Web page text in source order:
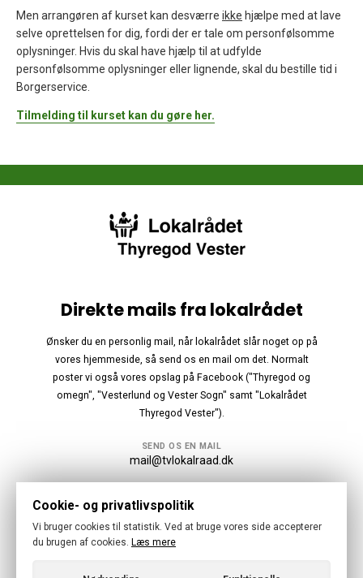
Men arrangøren af kurset kan desværre ikke hjælpe med at lave
selve oprettelsen for dig, fordi der er tale om personfølsomme
oplysninger. Hvis du skal have hjælp til at udfylde
personfølsomme oplysninger eller lignende, skal du bestille tid i
Borgerservice.
Tilmelding til kurset kan du gøre her.
Direkte mails fra lokalrådet
Ønsker du en personlig mail, når lokalrådet slår noget op på
vores hjemmeside, så send os en mail om det. Normalt
poster vi også vores opslag på Facebook ("Thyregod og
omegn", "Vesterlund og Vester Sogn" samt "Lokalrådet
Thyregod Vester").
SEND OS EN MAIL
mail@tvlokalraad.dk
Følg os
Cookie- og privatlivspolitik
Vi bruger cookies til statistik. Ved at bruge vores side accepterer
du brugen af cookies. Læs mere